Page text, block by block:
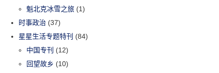
魁北克冰雪之旅 (1)
时事政治 (37)
星星生活专题特刊 (84)
中国专刊 (12)
回望故乡 (10)